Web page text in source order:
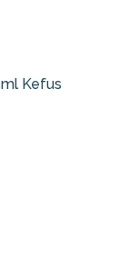
Kefus